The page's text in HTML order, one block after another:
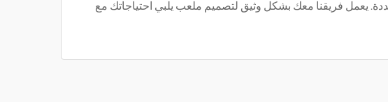
يعمل فريقنا معك بشكل وثيق لتصميم ملعب يلبي احتياجاتك مع